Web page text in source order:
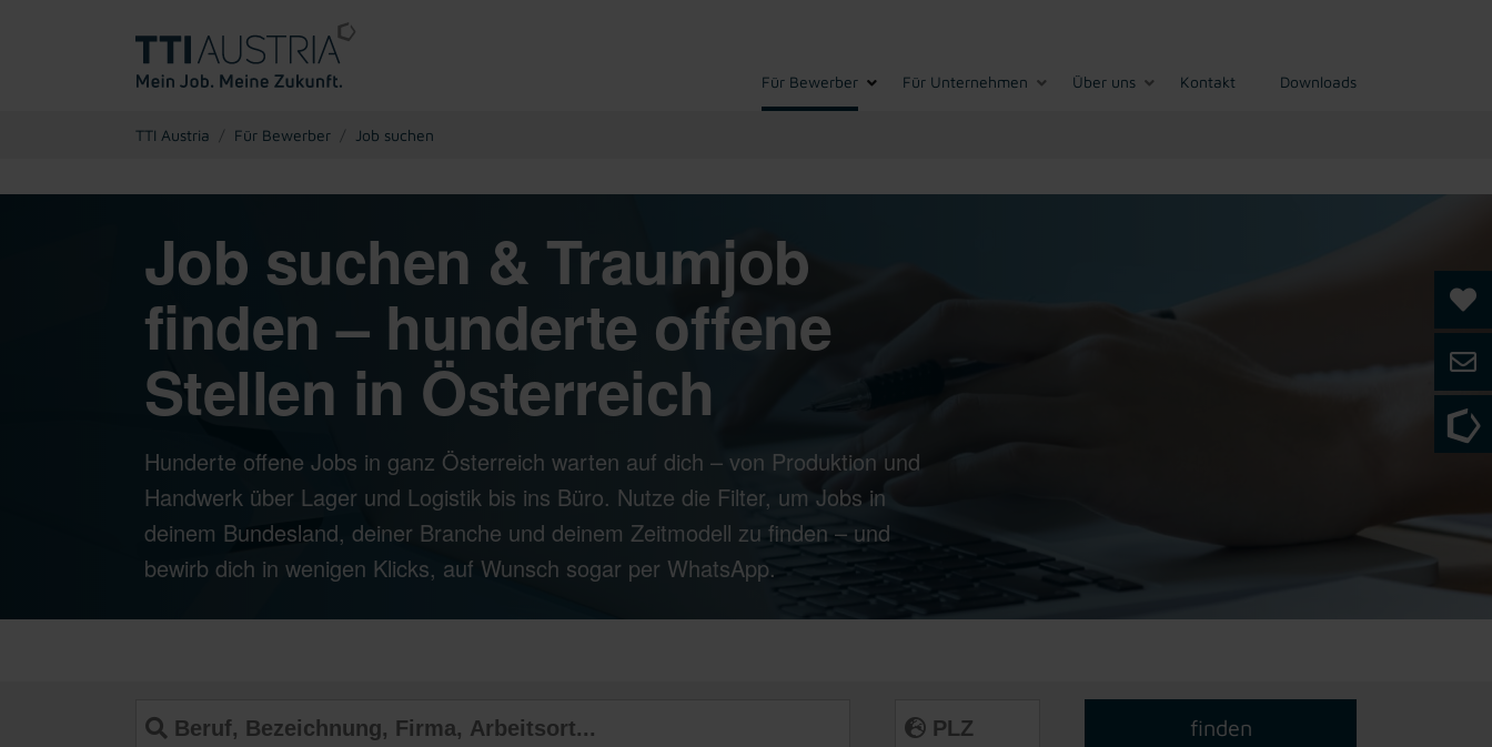
Für Bewerber Für Unternehmen Über uns Kontakt Downloads
TTI Austria Für Bewerber Job suchen
Job suchen & Traumjob
finden – hunderte offene
Stellen in Österreich
Hunderte offene Jobs in ganz Österreich warten auf dich – von Produktion und
Handwerk über Lager und Logistik bis ins Büro. Nutze die Filter, um Jobs in
deinem Bundesland, deiner Branche und deinem Zeitmodell zu finden – und
bewirb dich in wenigen Klicks, auf Wunsch sogar per WhatsApp.